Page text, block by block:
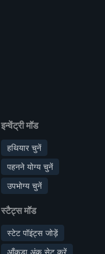
इन्वेंट्री मॉड
हथियार चुनें
पहनने योग्य चुनें
उपभोग्य चुनें
स्टैट्स मॉड
स्टेट पॉइंट्स जोड़ें
आँकड़ा अंक सेट करें